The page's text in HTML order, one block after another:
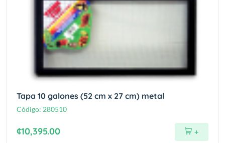
Tapa 10 galones (52 cm x 27 cm) metal
Código: 280510
¢10,395.00 +